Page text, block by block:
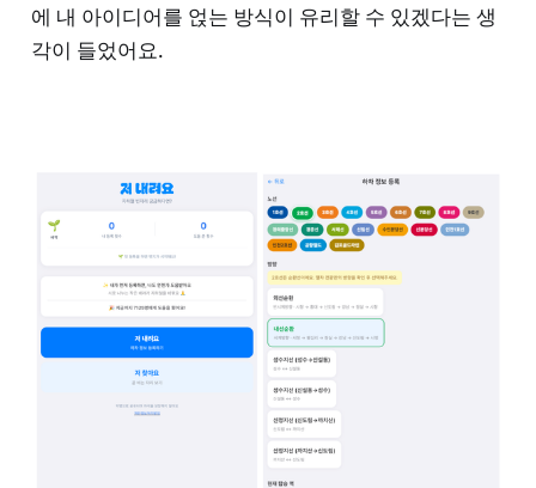
에 내 아이디어를 얹는 방식이 유리할 수 있겠다는 생
각이 들었어요.